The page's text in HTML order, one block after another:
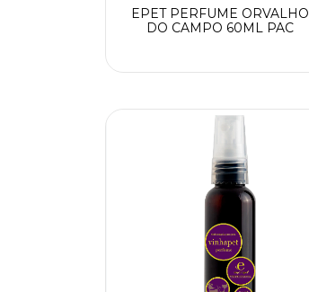
EPET PERFUME ORVALHO
DO CAMPO 60ML PAC